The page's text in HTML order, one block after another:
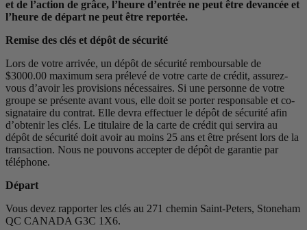
et de l’action de grâce, l’heure d’entrée ne peut être devancée et
l’heure de départ ne peut être reportée.
Remise des clés et dépôt de sécurité
Lors de votre arrivée, un dépôt de sécurité remboursable de
$3000.00 maximum sera prélevé de votre carte de crédit, assurez-
vous d’avoir les provisions nécessaires. Si une personne de votre
groupe se présente avant vous, elle doit se porter responsable et co-
signataire du contrat. Elle devra effectuer le dépôt de sécurité afin
d’obtenir les clés. Le titulaire de la carte de crédit qui servira au
dépôt de sécurité doit avoir au moins 25 ans et être présent lors de la
transaction. Nous ne pouvons accepter de dépôt de garantie par
téléphone.
Départ
Vous devez rapporter les clés au 271 chemin Saint-Peters, Stoneham
QC CANADA G3C 1X6.